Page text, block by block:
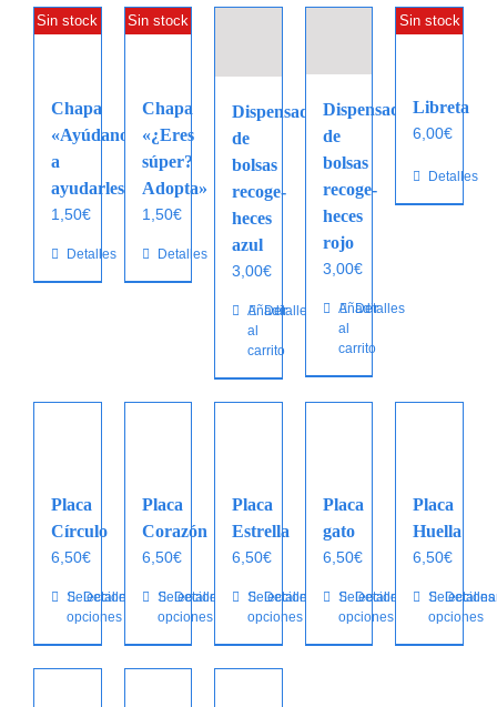
múltiples
se
pueden
elegir
en
la
página
de
Las
opciones
elegir
en
la
página
de
producto
múltiples
variantes.
se
pueden
Sin stock
Chapa
«Ayúdanos
a
ayudarles»
1,50€
Detalles
Sin stock
Chapa
«¿Eres
súper?
Adopta»
1,50€
Detalles
Dispensador
de
bolsas
recoge-
heces
azul
3,00€
Añadir
al
carrito
Detalles
Dispensador
de
bolsas
recoge-
heces
rojo
3,00€
Añadir
al
carrito
Detalles
Sin stock
Libreta
6,00€
Detalles
Placa
Círculo
6,50€
Seleccionar
opciones
Este
producto
tiene
múltiples
Detalles
Placa
Corazón
6,50€
Seleccionar
opciones
Este
producto
tiene
múltiples
Detalles
Placa
Estrella
6,50€
Seleccionar
opciones
Este
producto
tiene
múltiples
Detalles
Placa
gato
6,50€
Seleccionar
opciones
Este
producto
tiene
Detalles
Placa
Huella
6,50€
opciones
Este
producto
tiene
Detalles